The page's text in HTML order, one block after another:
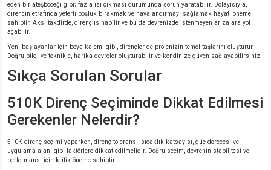
eden bir ateşböceği gibi; fazla ısı çıkması durumunda sorun yaratabilir. Dolayısıyla,
direncin etrafında yeterli boşluk bırakmak ve havalandırmayı sağlamak hayati öneme
sahiptir. Aksi takdirde, direnç ısınabilir ve bu da devrenizde istenmeyen arızalara yol
açabilir.
Yeni başlayanlar için boya kalemi gibi, dirençler de projenizin temel taşlarını oluşturur.
Doğru bilgi ve teknikle, harika devreler oluşturabilir ve kendinize güven sağlayabilirsiniz!
Sıkça Sorulan Sorular
510K Direnç Seçiminde Dikkat Edilmesi
Gerekenler Nelerdir?
510K direnç seçimi yaparken, direnç toleransı, sıcaklık katsayısı, güç derecesi ve
uygulama alanı gibi faktörlere dikkat edilmelidir. Doğru seçim, devrenin stabilitesi ve
performansı için kritik öneme sahiptir.